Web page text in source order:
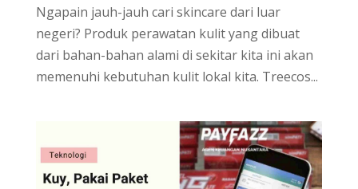
Ngapain jauh-jauh cari skincare dari luar
negeri? Produk perawatan kulit yang dibuat
dari bahan-bahan alami di sekitar kita ini akan
memenuhi kebutuhan kulit lokal kita. Treecos...